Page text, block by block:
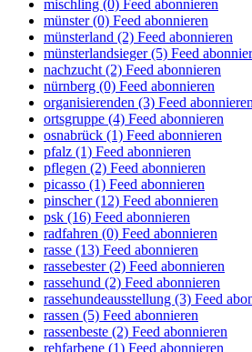
mischling (0) Feed abonnieren
münster (0) Feed abonnieren
münsterland (2) Feed abonnieren
münsterlandsieger (5) Feed
nachzucht (2) Feed abonnieren
nürnberg (0) Feed abonnieren
organisierenden (3) Feed abonnieren
ortsgruppe (4) Feed abonnieren
osnabrück (1) Feed abonnieren
pfalz (1) Feed abonnieren
pflegen (2) Feed abonnieren
picasso (1) Feed abonnieren
pinscher (12) Feed abonnieren
psk (16) Feed abonnieren
radfahren (0) Feed abonnieren
rasse (13) Feed abonnieren
rassebester (2) Feed abonnieren
rassehund (2) Feed abonnieren
rassehundeausstellung (3) Feed
rassen (5) Feed abonnieren
rassenbeste (2) Feed abonnieren
rehfarbene (1) Feed abonnieren